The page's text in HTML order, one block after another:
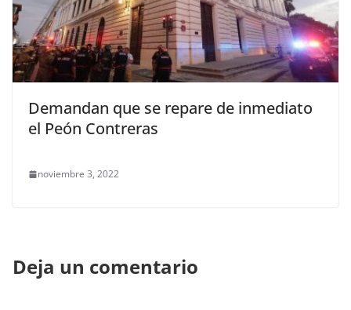
Demandan que se repare de inmediato
el Peón Contreras
noviembre 3, 2022
Deja un comentario